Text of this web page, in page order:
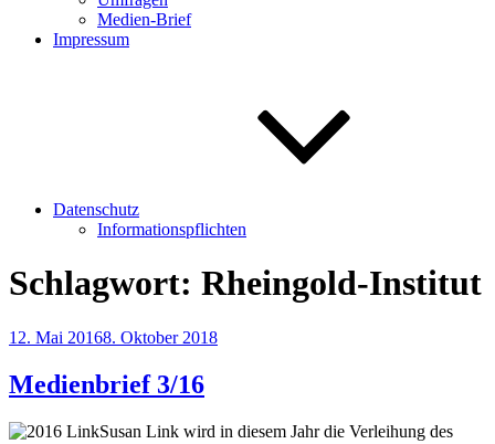
Medien-Brief
Impressum
Datenschutz
Informationspflichten
Schlagwort: Rheingold-Institut
Veröffentlicht
12. Mai 20168. Oktober 2018
Medienbrief 3/16
Susan Link wird in diesem Jahr die Verleihung des